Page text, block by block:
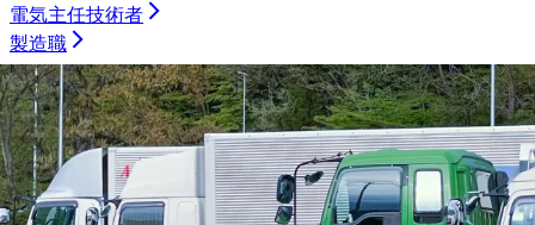
電気主任技術者
製造職
機械加工（旋盤）
機械加工（マシニング）
機械加工（プレス・板金）
機械加工（樹脂）
機械加工（溶接）
機械加工（その他）